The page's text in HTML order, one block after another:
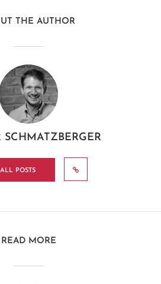
THE AUTHOR
SCHMATZBERGER
POSTS
READ MORE